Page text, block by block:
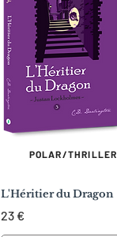
POLAR/THRILLER
L'Héritier du Dragon
23 €